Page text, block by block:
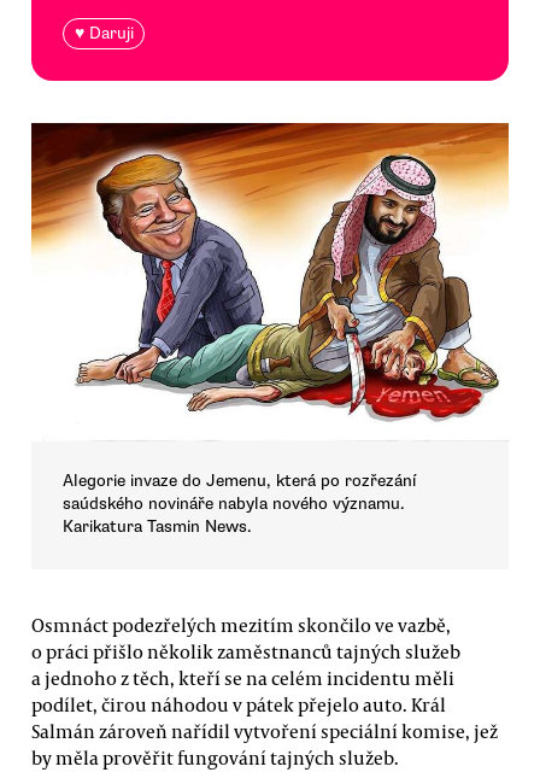
♥ Daruji
Alegorie invaze do Jemenu, která po rozřezání
saúdského novináře nabyla nového významu.
Karikatura Tasmin News.
Osmnáct podezřelých mezitím skončilo ve vazbě,
o práci přišlo několik zaměstnanců tajných služeb
a jednoho z těch, kteří se na celém incidentu měli
podílet, čirou náhodou v pátek přejelo auto. Král
Salmán zároveň nařídil vytvoření speciální komise, jež
by měla prověřit fungování tajných služeb.